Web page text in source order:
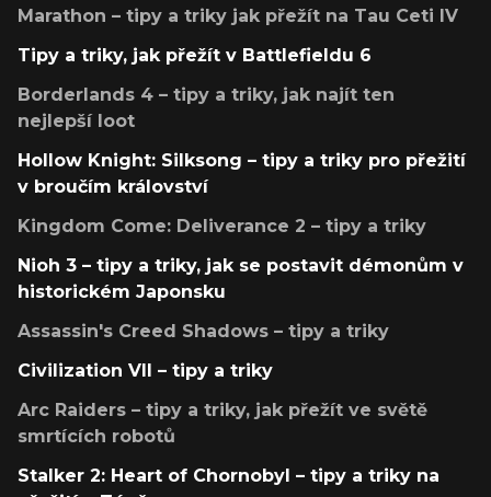
Marathon – tipy a triky jak přežít na Tau Ceti IV
Tipy a triky, jak přežít v Battlefieldu 6
Borderlands 4 – tipy a triky, jak najít ten
nejlepší loot
Hollow Knight: Silksong – tipy a triky pro přežití
v broučím království
Kingdom Come: Deliverance 2 – tipy a triky
Nioh 3 – tipy a triky, jak se postavit démonům v
historickém Japonsku
Assassin's Creed Shadows – tipy a triky
Civilization VII – tipy a triky
Arc Raiders – tipy a triky, jak přežít ve světě
smrtících robotů
Stalker 2: Heart of Chornobyl – tipy a triky na